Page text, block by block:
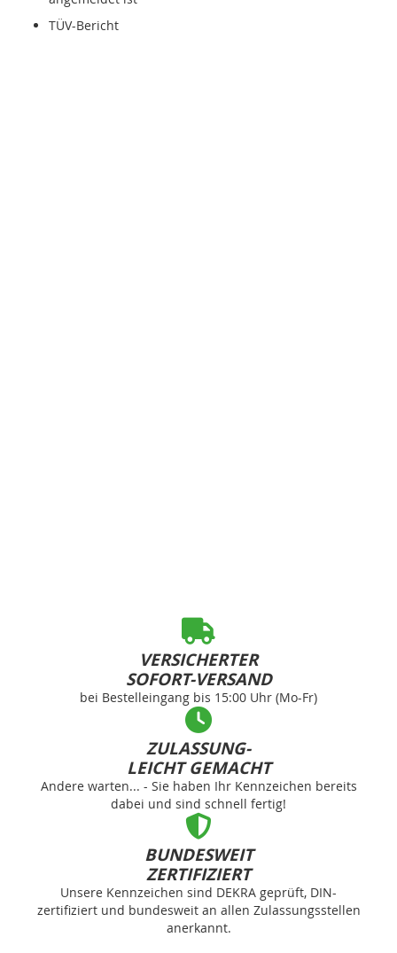
TÜV-Bericht
VERSICHERTER
SOFORT-VERSAND
bei Bestelleingang bis 15:00 Uhr (Mo-Fr)
ZULASSUNG-
LEICHT GEMACHT
Andere warten... - Sie haben Ihr Kennzeichen bereits
dabei und sind schnell fertig!
BUNDESWEIT
ZERTIFIZIERT
Unsere Kennzeichen sind DEKRA geprüft, DIN-
zertifiziert und bundesweit an allen Zulassungsstellen
anerkannt.